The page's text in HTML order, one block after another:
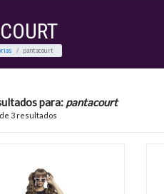
Homepara: pantacourt
3 resultados